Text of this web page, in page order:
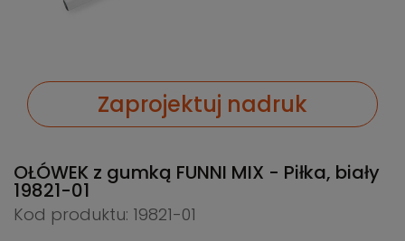
Zaprojektuj nadruk
OŁÓWEK z gumką FUNNI MIX - Piłka, biały
19821-01
Kod produktu: 19821-01